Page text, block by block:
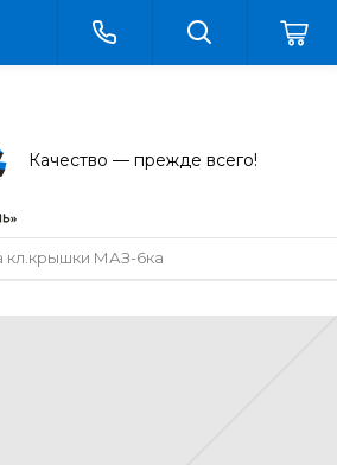
Качество — прежде всего!
кл.крышки МАЗ-6ка